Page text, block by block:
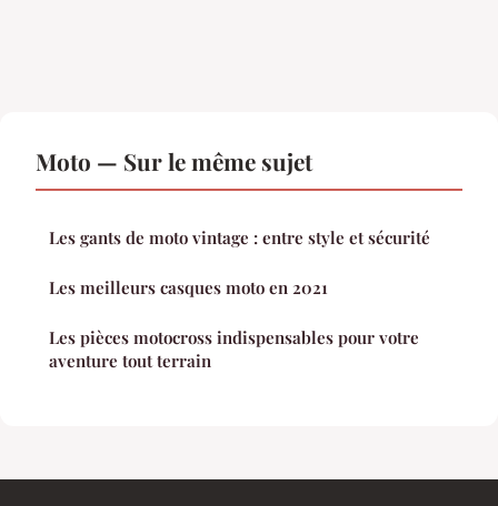
Moto — Sur le même sujet
Les gants de moto vintage : entre style et sécurité
Les meilleurs casques moto en 2021
Les pièces motocross indispensables pour votre
aventure tout terrain